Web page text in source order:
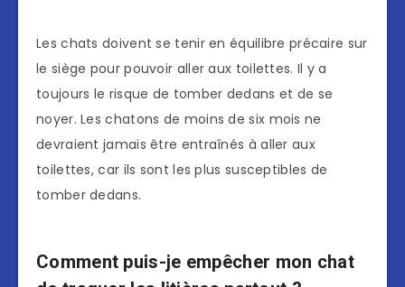
Les chats doivent se tenir en équilibre précaire sur
le siège pour pouvoir aller aux toilettes. Il y a
toujours le risque de tomber dedans et de se
noyer. Les chatons de moins de six mois ne
devraient jamais être entraînés à aller aux
toilettes, car ils sont les plus susceptibles de
tomber dedans.
Comment puis-je empêcher mon chat